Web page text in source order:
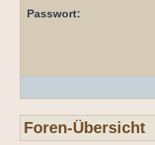
Passwort:
Foren-Übersicht